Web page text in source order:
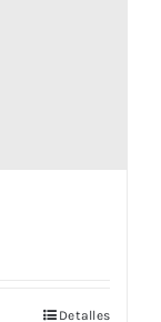
Detalles